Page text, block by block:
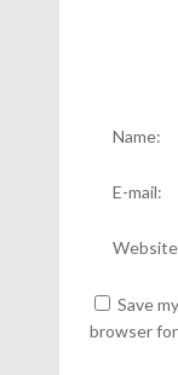
Save
browser